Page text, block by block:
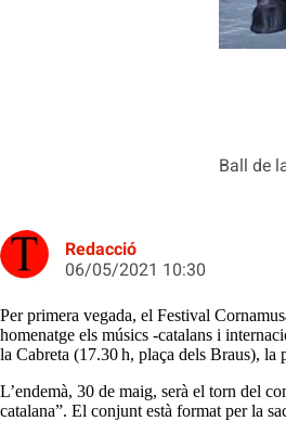
Ball de
Redacció
06/05/2021 10:30
Per primera vegada, el Festival
homenatge els músics -catalans i
la Cabreta (17.30 h, plaça dels Braus),
L’endemà, 30 de maig, serà el torn del
catalana”. El conjunt està format per la